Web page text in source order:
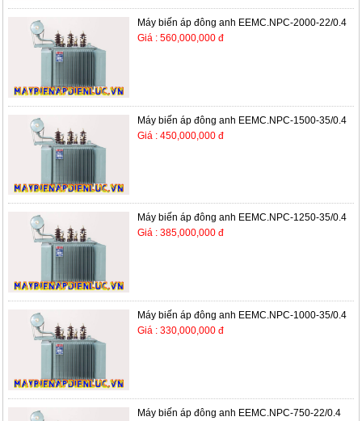
Máy biến áp đông anh EEMC.NPC-2000-22/0.4
Giá : 560,000,000 đ
Máy biến áp đông anh EEMC.NPC-1500-35/0.4
Giá : 450,000,000 đ
Máy biến áp đông anh EEMC.NPC-1250-35/0.4
Giá : 385,000,000 đ
Máy biến áp đông anh EEMC.NPC-1000-35/0.4
Giá : 330,000,000 đ
Máy biến áp đông anh EEMC.NPC-750-22/0.4